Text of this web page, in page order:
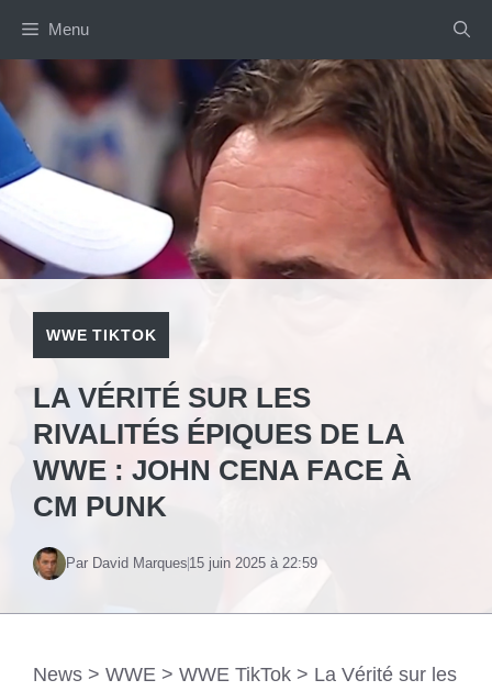
contenu
Menu
WWE TIKTOK
LA VÉRITÉ SUR LES
RIVALITÉS ÉPIQUES DE LA
WWE : JOHN CENA FACE À
CM PUNK
Par David Marques 15 juin 2025 à 22:59
News > WWE > WWE TikTok > La Vérité sur les